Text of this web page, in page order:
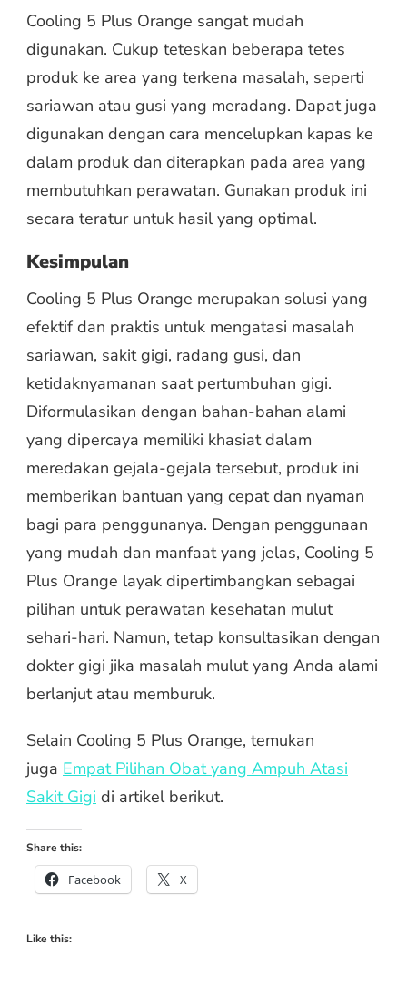
Cooling 5 Plus Orange sangat mudah
digunakan. Cukup teteskan beberapa tetes
produk ke area yang terkena masalah, seperti
sariawan atau gusi yang meradang. Dapat juga
digunakan dengan cara mencelupkan kapas ke
dalam produk dan diterapkan pada area yang
membutuhkan perawatan. Gunakan produk ini
secara teratur untuk hasil yang optimal.
Kesimpulan
Cooling 5 Plus Orange merupakan solusi yang
efektif dan praktis untuk mengatasi masalah
sariawan, sakit gigi, radang gusi, dan
ketidaknyamanan saat pertumbuhan gigi.
Diformulasikan dengan bahan-bahan alami
yang dipercaya memiliki khasiat dalam
meredakan gejala-gejala tersebut, produk ini
memberikan bantuan yang cepat dan nyaman
bagi para penggunanya. Dengan penggunaan
yang mudah dan manfaat yang jelas, Cooling 5
Plus Orange layak dipertimbangkan sebagai
pilihan untuk perawatan kesehatan mulut
sehari-hari. Namun, tetap konsultasikan dengan
dokter gigi jika masalah mulut yang Anda alami
berlanjut atau memburuk.
Selain Cooling 5 Plus Orange, temukan
juga Empat Pilihan Obat yang Ampuh Atasi
Sakit Gigi di artikel berikut.
Share this:
Facebook X
Like this: